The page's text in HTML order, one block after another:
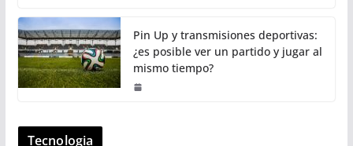
Pin Up y transmisiones deportivas:
¿es posible ver un partido y jugar al
mismo tiempo?
Tecnologia